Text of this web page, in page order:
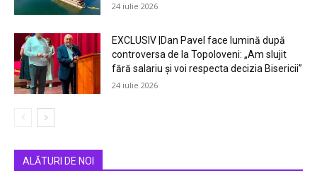
24 iulie 2026
EXCLUSIV |Dan Pavel face lumină după
controversa de la Topoloveni: „Am slujit
fără salariu și voi respecta decizia Bisericii”
24 iulie 2026
ALĂTURI DE NOI